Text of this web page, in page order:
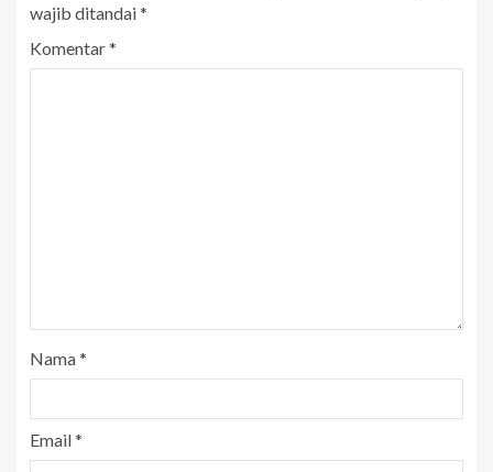
wajib ditandai*
Komentar*
Nama*
Email*